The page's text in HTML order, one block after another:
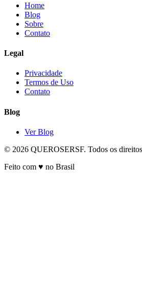
Home
Blog
Sobre
Contato
Legal
Privacidade
Termos de Uso
Contato
Blog
Ver Blog
© 2026 QUEROSERSF. Todos os
Feito com ♥ no Brasil